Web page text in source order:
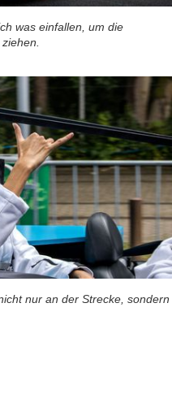
was einfallen, um die
nur an der Strecke, sondern